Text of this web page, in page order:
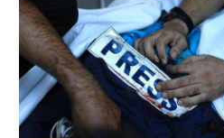
sayıda yaralı var
ilaç, su,
girmedi